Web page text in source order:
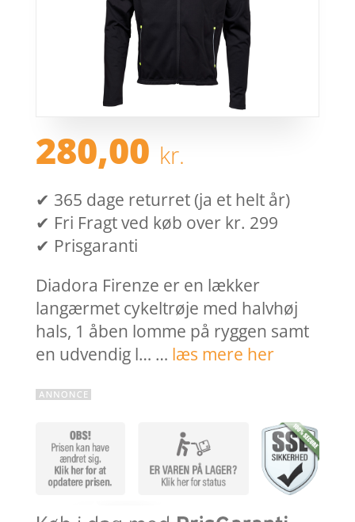
280,00 kr.
✔ 365 dage returret (ja et helt år)
✔ Fri Fragt ved køb over kr. 299
✔ Prisgaranti
Diadora Firenze er en lækker
langærmet cykeltrøje med halvhøj
hals, 1 åben lomme på ryggen samt
en udvendig l… … læs mere her